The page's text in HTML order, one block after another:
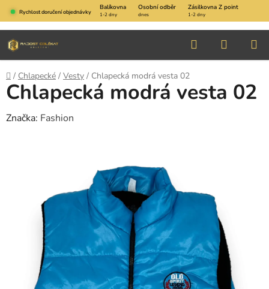
Přejít
na
obsah
Rychlost doručení objednávky
Balíkovna Osobní odběr Zásilkovna Z point
1-2 dny dnes 1-2 dny
Hledat
KOŠÍK
Domů
/ Chlapecké / Vesty / Chlapecká modrá vesta 02
Chlapecká modrá vesta 02
Značka: Fashion